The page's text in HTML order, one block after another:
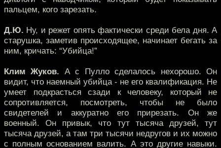
пальцем, кого зарезать.
Д.Ю. Ну, и режет опять фактически среди бела дня. А
старушка, заметив происходящее, начинает бегать за
ним, кричать: “Убийца!”
Клим Жуков. А с Пулло сделалось нехорошо. Он
видит, что наемный убийца - не его квалификация. Не
умеет подкрасться сзади к человеку, который не
сопротивляется, посмотреть, чтобы не было
свидетелей и аккуратно его прирезать. Он же
военный. Он привык, что тут тысяча друзей, тут
тысяча друзей, а там три тысячи недругов и их можно
с полным основанием валить. А это другие навыки.